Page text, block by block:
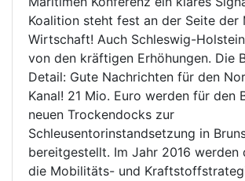
Koalition steht fest an der Seite der
Wirtschaft! Auch Schleswig-
von den kräftigen Erhöhungen. Die
Detail: Gute Nachrichten für den
Kanal! 21 Mio. Euro werden für den
neuen Trockendocks zur
Schleusentorinstandsetzung in
bereitgestellt. Im Jahr 2016
die Mobilitäts- und